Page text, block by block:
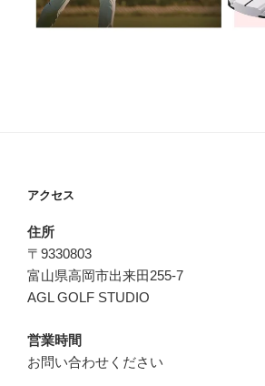
アクセス
住所
〒9330803
富山県高岡市出来田255-7
AGL GOLF STUDIO
営業時間
お問い合わせください